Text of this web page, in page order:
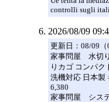
controlli sugli
2026/08/09
更新日：08/09（
家事問屋 水切
りカゴ コンパク
洗機対応 日本製
6,380
家事問屋 シス